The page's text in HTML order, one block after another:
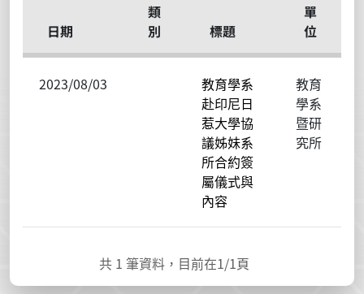
日期
類
別
標題
單
位
2023/08/03
教育學系
赴印尼日
惹大學協
議姊妹系
所合約簽
屬儀式與
內容
教育
學系
暨研
究所
共 1 筆資料，目前在1/1頁